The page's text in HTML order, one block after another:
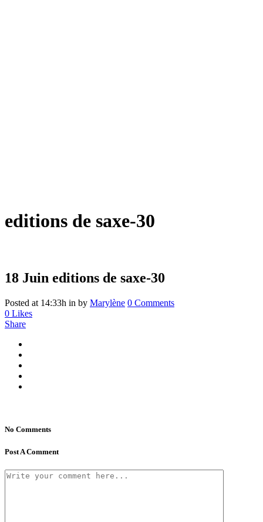
editions de saxe-30
18 Juin editions de saxe-30
Posted at 14:33h in by Marylène 0 Comments
0 Likes
Share
No Comments
Post A Comment